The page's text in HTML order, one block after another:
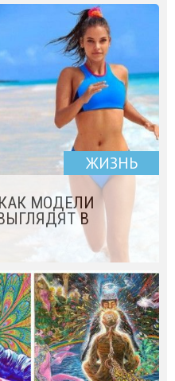
ЖИЗНЬ
МОДЕЛИ
ВЫГЛЯДЯТ В